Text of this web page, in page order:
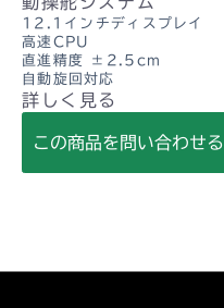
12.1インチディスプレイ
高速CPU
直進精度 ±2.5cm
自動旋回対応
詳しく見る
この商品を問い合わせる